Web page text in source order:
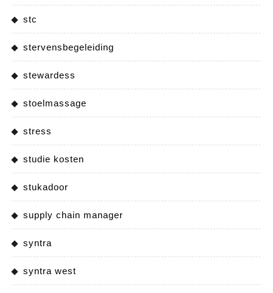
stc
stervensbegeleiding
stewardess
stoelmassage
stress
studie kosten
stukadoor
supply chain manager
syntra
syntra west